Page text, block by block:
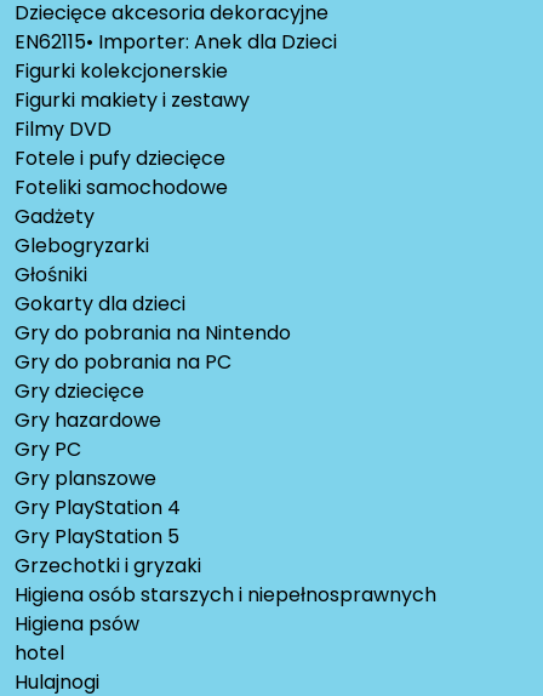
Dziecięce akcesoria dekoracyjne
EN62115• Importer: Anek dla Dzieci
Figurki kolekcjonerskie
Figurki makiety i zestawy
Filmy DVD
Fotele i pufy dziecięce
Foteliki samochodowe
Gadżety
Glebogryzarki
Głośniki
Gokarty dla dzieci
Gry do pobrania na Nintendo
Gry do pobrania na PC
Gry dziecięce
Gry hazardowe
Gry PC
Gry planszowe
Gry PlayStation 4
Gry PlayStation 5
Grzechotki i gryzaki
Higiena osób starszych i niepełnosprawnych
Higiena psów
hotel
Hulajnogi